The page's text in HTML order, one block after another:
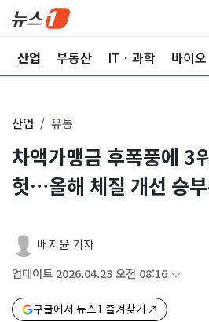
산업 부동산 ITㆍ과학 바이오
산업 유통
차액가맹금 후폭풍에 3
헛…올해 체질 개선 승
배지윤 기자
업데이트 2026.04.23 오전 08:16
구글에서 뉴스1 즐겨찾기